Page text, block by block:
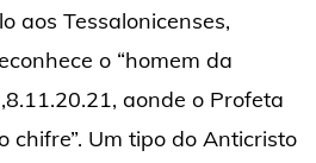
aos Tessalonicenses,
o “homem da
aonde o Profeta
chifre”. Um tipo do Anticristo